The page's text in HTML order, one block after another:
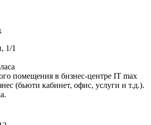
1/1
помещения в бизнес-центре IT max
(бьюти кабинет, офис, услуги и т.д.).